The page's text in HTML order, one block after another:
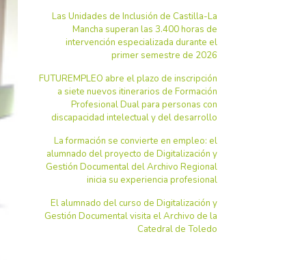
Las Unidades de Inclusión de Castilla-La
Mancha superan las 3.400 horas de
intervención especializada durante el
primer semestre de 2026
FUTUREMPLEO abre el plazo de inscripción
a siete nuevos itinerarios de Formación
Profesional Dual para personas con
discapacidad intelectual y del desarrollo
La formación se convierte en empleo: el
alumnado del proyecto de Digitalización y
Gestión Documental del Archivo Regional
inicia su experiencia profesional
El alumnado del curso de Digitalización y
Gestión Documental visita el Archivo de la
Catedral de Toledo